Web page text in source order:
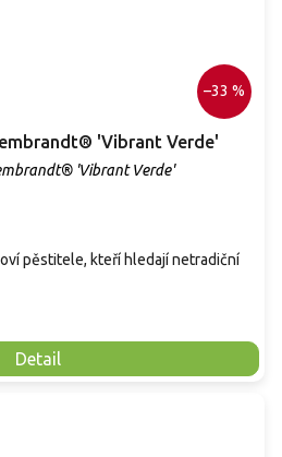
–33 %
'Vibrant Verde'
'Vibrant Verde'
Detail
pěstitele, kteří hledají netradiční